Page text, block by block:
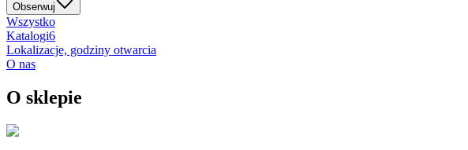
Obserwuj
Wszystko
Katalogi6
Lokalizacje, godziny otwarcia
O nas
O sklepie